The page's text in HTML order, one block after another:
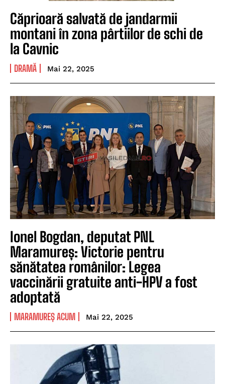
Căprioară salvată de jandarmii
montani în zona pârtiilor de schi de
la Cavnic
DRAMĂ Mai 22, 2025
Ionel Bogdan, deputat PNL
Maramureș: Victorie pentru
sănătatea românilor: Legea
vaccinării gratuite anti-HPV a fost
adoptată
MARAMUREȘ ACUM Mai 22, 2025